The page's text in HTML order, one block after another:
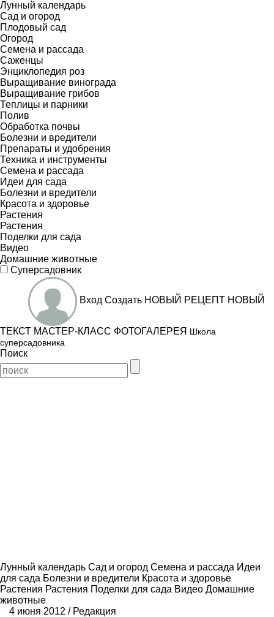
Лунный календарь
Сад и огород
Плодовый сад
Огород
Семена и рассада
Саженцы
Энциклопедия роз
Выращивание винограда
Выращивание грибов
Теплицы и парники
Полив
Обработка почвы
Болезни и вредители
Препараты и удобрения
Техника и инструменты
Семена и рассада
Идеи для сада
Болезни и вредители
Красота и здоровье
Растения
Растения
Поделки для сада
Видео
Домашние животные
Суперсадовник
Вход Создать НОВЫЙ РЕЦЕПТ НОВЫЙ
ТЕКСТ МАСТЕР-КЛАСС ФОТОГАЛЕРЕЯ Школа
суперсадовника
Поиск
Лунный календарь Сад и огород Семена и рассада Идеи
для сада Болезни и вредители Красота и здоровье
Растения Растения Поделки для сада Видео Домашние
животные
4 июня 2012 / Редакция